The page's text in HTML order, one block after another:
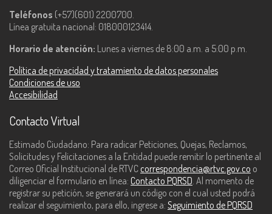
Teléfonos (+57)(601) 2200700.
Línea gratuita nacional: 018000123414.
Horario de atención: Lunes a viernes de 8:00 a.m. a 5:00 p.m.
Política de privacidad y tratamiento de datos personales
Condiciones de uso
Accesibilidad
Contacto Virtual
Estimado Ciudadano: Para radicar Peticiones, Quejas, Reclamos,
Solicitudes y Felicitaciones a la Entidad puede remitir lo pertinente al
Correo Oficial Institucional de RTVC correspondencia@rtvc.gov.co o
diligenciar el formulario en línea: Contacto PQRSD. Al momento de
registrar su petición, se generará un código con el cual usted podrá
realizar el seguimiento, para ello, ingrese a: Seguimiento de PQRSD